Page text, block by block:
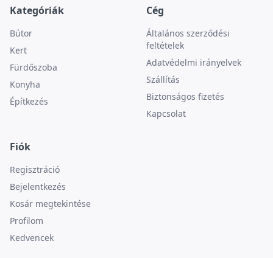
Kategóriák
Bútor
Kert
Fürdőszoba
Konyha
Építkezés
Cég
Általános szerződési
feltételek
Adatvédelmi irányelvek
Szállítás
Biztonságos fizetés
Kapcsolat
Fiók
Regisztráció
Bejelentkezés
Kosár megtekintése
Profilom
Kedvencek